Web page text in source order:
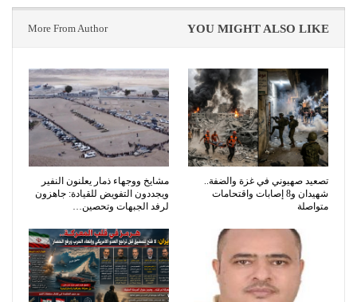
YOU MIGHT ALSO LIKE
More From Author
تصعيد صهيوني في غزة والضفة..
شهيدان و8 إصابات واقتحامات
متواصلة
مشايخ ووجهاء ذمار يعلنون النفير
ويجددون التفويض للقيادة: جاهزون
لرفد الجبهات وتحصين…